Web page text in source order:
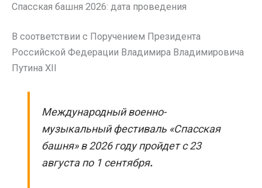
Спасская башня 2026: дата проведения
В соответствии с Поручением Президента
Российской Федерации Владимира Владимировича
Путина XII
Международный военно-
музыкальный фестиваль «Спасская
башня» в 2026 году пройдет с 23
августа по 1 сентября.